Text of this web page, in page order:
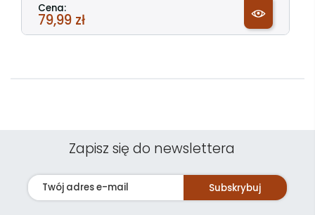
Cena:
79,99 zł
Zapisz się do newslettera
Subskrybuj